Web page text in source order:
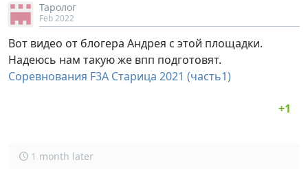
Таролог
Feb 2022
Вот видео от блогера Андрея с этой площадки.
Надеюсь нам такую же впп подготовят.
Соревнования F3A Старица 2021 (часть1)
1 month later